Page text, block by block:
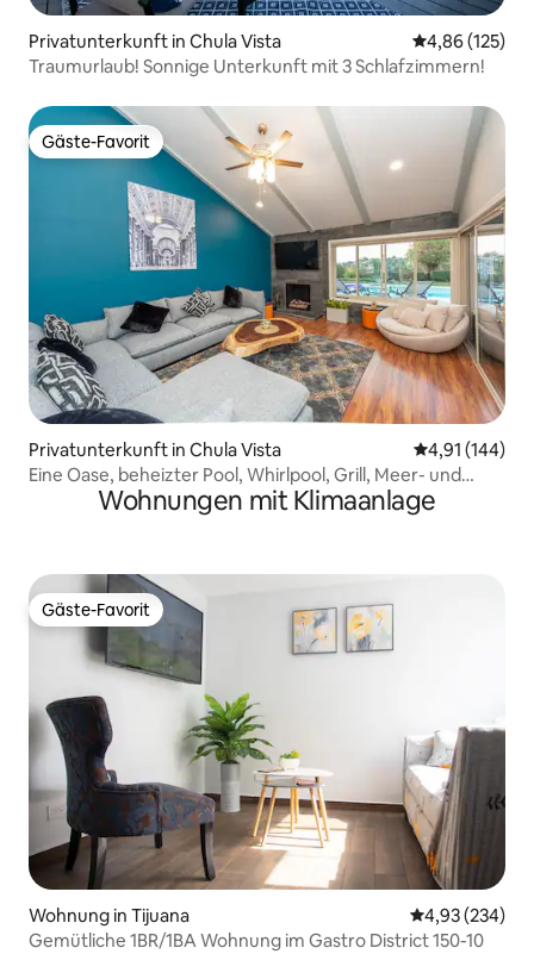
Privatunterkunft in Chula Vista
4,86 (125)
Traumurlaub! Sonnige Unterkunft mit 3 Schlafzimmern!
Gäste-Favorit
Gäste-Favorit
Privatunterkunft in Chula Vista
4,91 (144)
Eine Oase, beheizter Pool, Whirlpool, Grill, Meer- und
BergblickWohnungen mit Klimaanlage
Gäste-Favorit
Gäste-Favorit
Wohnung in Tijuana
4,93 (234)
Gemütliche 1BR/1BA Wohnung im Gastro District 150-10